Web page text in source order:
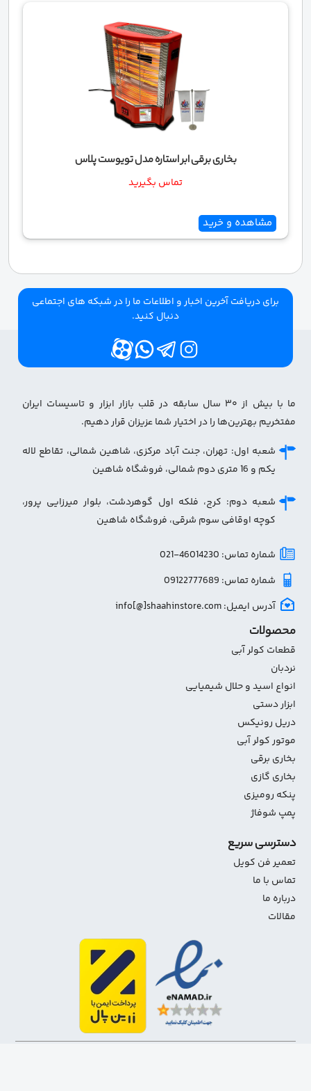
بخاری برقی ابر استاره مدل تویوست پلاس
تماس بگیرید
مشاهده و خرید
برای دریافت آخرین اخبار و اطلاعات ما را در شبکه های اجتماعی
دنبال کنید.
ما با بیش از ۳۰ سال سابقه در قلب بازار ابزار و تاسیسات ایران
مفتخریم بهترین‌ها را در اختیار شما عزیزان قرار دهیم.
شعبه اول: تهران، جنت آباد مرکزی، شاهین شمالی، تقاطع لاله
یکم و 16 متری دوم شمالی، فروشگاه شاهین
شعبه دوم: کرج، فلکه اول گوهردشت، بلوار میرزایی پرور،
کوچه اوقافی سوم شرقی، فروشگاه شاهین
شماره تماس: 46014230-021
شماره تماس: 09122777689
آدرس ایمیل: info[@]shaahinstore.com
محصولات
قطعات کولر آبی
نردبان
انواع اسید و حلال شیمیایی
ابزار دستی
دریل رونیکس
موتور کولر آبی
بخاری برقی
بخاری گازی
پنکه رومیزی
پمپ شوفاژ
دسترسی سریع
تعمیر فن کویل
تماس با ما
درباره ما
مقالات